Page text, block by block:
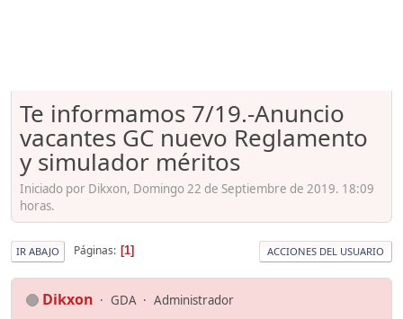
Te informamos 7/19.-Anuncio
vacantes GC nuevo Reglamento
y simulador méritos
Iniciado por Dikxon, Domingo 22 de Septiembre de 2019. 18:09
horas.
IR ABAJO Páginas 1 ACCIONES DEL USUARIO
Dikxon GDA Administrador